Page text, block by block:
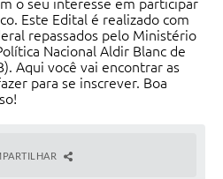
o seu interesse em participar
Este Edital é realizado com
repassados pelo Ministério
Nacional Aldir Blanc de
Aqui você vai encontrar as
para se inscrever. Boa